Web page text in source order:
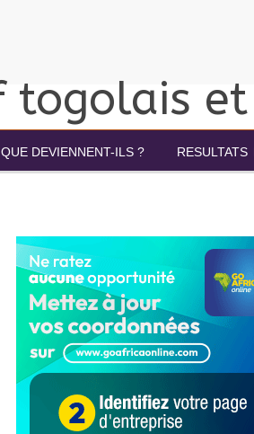
QUE DEVIENNENT-ILS ? RESULTATS